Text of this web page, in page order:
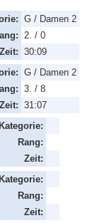
G / Damen 2
2. / 0
Zeit: 30:09
G / Damen 2
3. / 8
Zeit: 31:07
Kategorie:
Rang:
Zeit:
Kategorie:
Rang:
Zeit: